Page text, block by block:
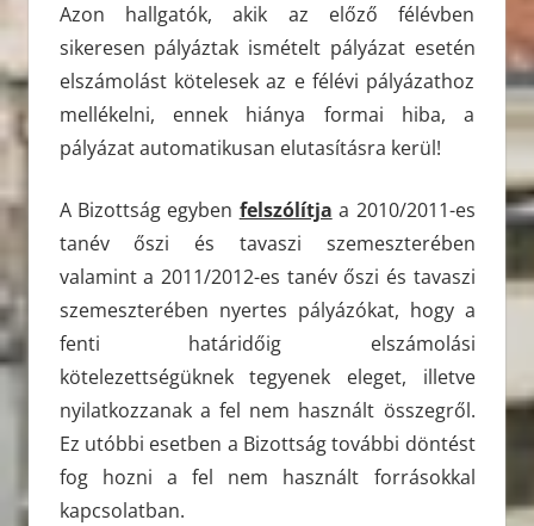
Azon hallgatók, akik az előző félévben
sikeresen pályáztak ismételt pályázat esetén
elszámolást kötelesek az e félévi pályázathoz
mellékelni, ennek hiánya formai hiba, a
pályázat automatikusan elutasításra kerül!
A Bizottság egyben felszólítja a 2010/2011-es
tanév őszi és tavaszi szemeszterében
valamint a 2011/2012-es tanév őszi és tavaszi
szemeszterében nyertes pályázókat, hogy a
fenti határidőig elszámolási
kötelezettségüknek tegyenek eleget, illetve
nyilatkozzanak a fel nem használt összegről.
Ez utóbbi esetben a Bizottság további döntést
fog hozni a fel nem használt forrásokkal
kapcsolatban.